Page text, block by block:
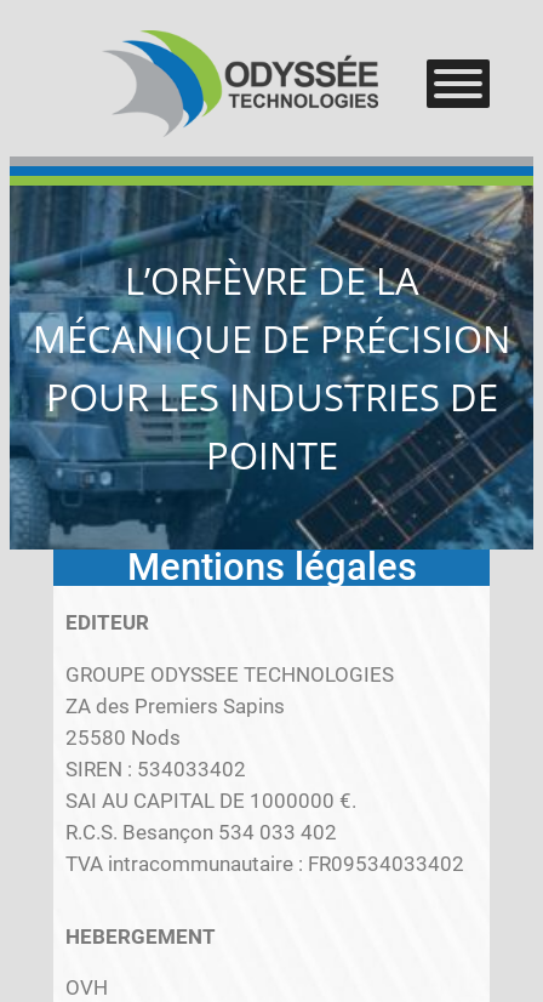
L’ORFÈVRE DE LA
MÉCANIQUE DE PRÉCISION
POUR LES INDUSTRIES DE
POINTE
Mentions légales
EDITEUR
GROUPE ODYSSEE TECHNOLOGIES
ZA des Premiers Sapins
25580 Nods
SIREN : 534033402
SAI AU CAPITAL DE 1000000 €.
R.C.S. Besançon 534 033 402
TVA intracommunautaire : FR09534033402
HEBERGEMENT
OVH